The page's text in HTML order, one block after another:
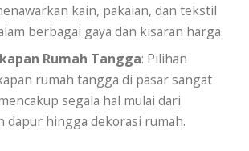
kain, pakaian, dan tekstil
berbagai gaya dan kisaran harga.
Rumah Tangga: Pilihan
rumah tangga di pasar sangat
segala hal mulai dari
dapur hingga dekorasi rumah.